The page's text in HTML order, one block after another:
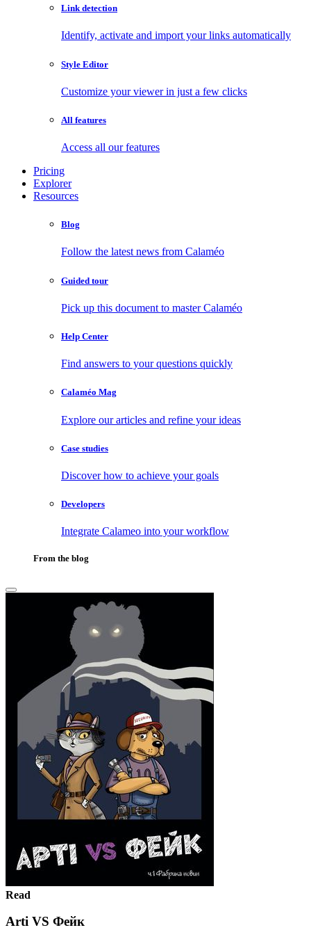
Link detection
Identify, activate and import your links automatically
Style Editor
Customize your viewer in just a few clicks
All features
Access all our features
Pricing
Explorer
Resources
Blog
Follow the latest news from Calaméo
Guided tour
Pick up this document to master Calaméo
Help Center
Find answers to your questions quickly
Calaméo Mag
Explore our articles and refine your ideas
Case studies
Discover how to achieve your goals
Developers
Integrate Calameo into your workflow
From the blog
Read
Arti VS Фейк